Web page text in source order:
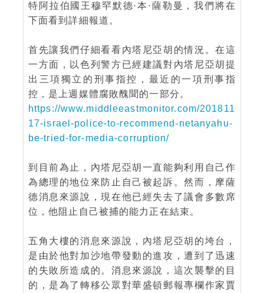
特阿拉伯國王穆罕默德·本·薩勒曼，我們將在
下面看到詳細報道。
首先讓我們仔細看看內塔尼亞胡的情況。在這
一方面，以色列警方已經建議對內塔尼亞胡提
出三項獨立的刑事指控，最近的一項刑事指
控，是上週媒體腐敗醜聞的一部分。
https://www.middleeastmonitor.com/201811
17-israel-police-to-recommend-netanyahu-
be-tried-for-media-corruption/
到目前為止，內塔尼亞胡一直能夠利用自己作
為總理的地位來防止自己被起訴。然而，摩薩
德消息來源說，現在他已經失去了議會多數席
位，他阻止自己被捕的能力正在結束。
五角大樓的消息來源說，內塔尼亞胡的垮台，
是由於他對加沙地帶發動的進攻，遭到了迅速
的失敗所造成的。消息來源說，這次襲擊的目
的，是為了轉移公眾對華盛頓郵報專欄作家賈